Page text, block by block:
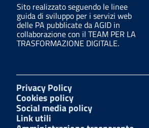
Sito realizzato seguendo le linee
guida di sviluppo per i servizi web
delle PA pubblicate da AGID in
collaborazione con il TEAM PER LA
TRASFORMAZIONE DIGITALE.
Privacy Policy
Cookies policy
Social media policy
Link utili